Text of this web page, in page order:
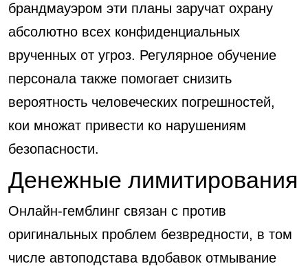
брандмауэром эти планы заручат охрану
абсолютно всех конфиденциальных
врученных от угроз. Регулярное обучение
персонала также помогает снизить
вероятность человеческих погрешностей,
кои множат привести ко нарушениям
безопасности.
Денежные лимитирования
Онлайн-гемблинг связан с против
оригинальных проблем безвредности, в том
числе автоподстава вдобавок отмывание